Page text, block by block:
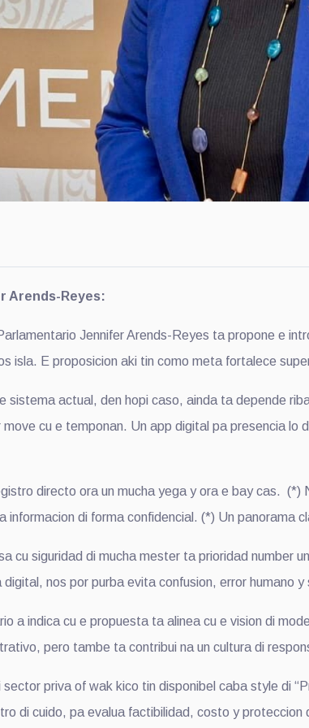
Arends-Reyes:
Jennifer Arends-Reyes ta propone e
isla. E proposicion aki tin como meta fortalece
sistema actual, den hopi caso, ainda ta depende
cu e temponan. Un app digital pa presencia lo
directo ora un mucha yega y ora e bay cas. (*)
informacion di forma confidencial. (*) Un panorama
cu siguridad di mucha mester ta prioridad number
nos por purba evita confusion, error humano y
a indica cu e propuesta ta alinea cu e vision di
pero tambe ta contribui na un cultura di
priva of wak kico tin disponibel caba style di
di cuido, pa evalua factibilidad, costo y proteccion